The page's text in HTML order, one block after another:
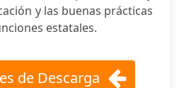
y las buenas prácticas
estatales.
de Descarga